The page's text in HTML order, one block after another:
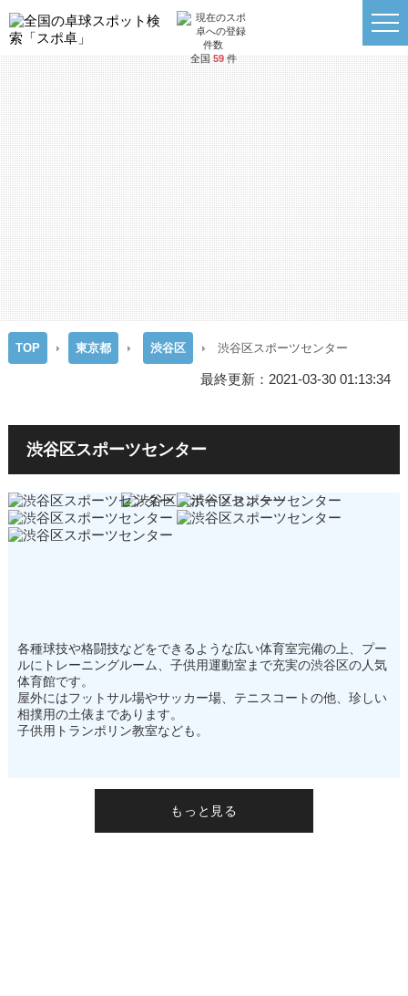
全国59件
TOP 東京都 渋谷区 渋谷区スポーツセンター
最終更新：2021-03-30 01:13:34
渋谷区スポーツセンター
各種球技や格闘技などをできるような広い体育室完備の上、プー
ルにトレーニングルーム、子供用運動室まで充実の渋谷区の人気
体育館です。
屋外にはフットサル場やサッカー場、テニスコートの他、珍しい
相撲用の土俵まであります。
子供用トランポリン教室なども。